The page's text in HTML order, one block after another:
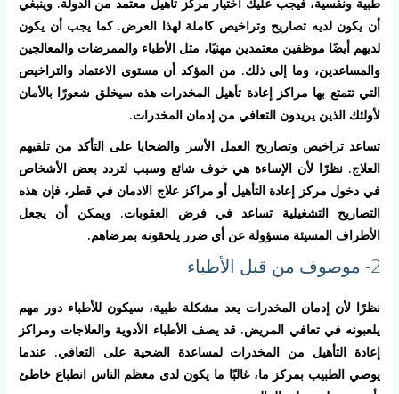
أن يكون لديه تصاريح وتراخيص كاملة لهذا العرض. كما يجب أن يكون
لديهم أيضًا موظفين معتمدين مهنيًا، مثل الأطباء والممرضات والمعالجين
والمساعدين، وما إلى ذلك. من المؤكد أن مستوى الاعتماد والتراخيص
التي تتمتع بها مراكز إعادة تأهيل المخدرات هذه سيخلق شعورًا بالأمان
لأولئك الذين يريدون التعافي من إدمان المخدرات.
تساعد تراخيص وتصاريح العمل الأسر والضحايا على التأكد من تلقيهم
العلاج. نظرًا لأن الإساءة هي خوف شائع وسبب لتردد بعض الأشخاص
في دخول مركز إعادة التأهيل أو مراكز علاج الادمان في قطر، فإن هذه
التصاريح التشغيلية تساعد في فرض العقوبات. ويمكن أن يجعل
الأطراف المسيئة مسؤولة عن أي ضرر يلحقونه بمرضاهم.
2- موصوف من قبل الأطباء
نظرًا لأن إدمان المخدرات يعد مشكلة طبية، سيكون للأطباء دور مهم
يلعبونه في تعافي المريض. قد يصف الأطباء الأدوية والعلاجات ومراكز
إعادة التأهيل من المخدرات لمساعدة الضحية على التعافي. عندما
يوصي الطبيب بمركز ما، غالبًا ما يكون لدى معظم الناس انطباع خاطئ